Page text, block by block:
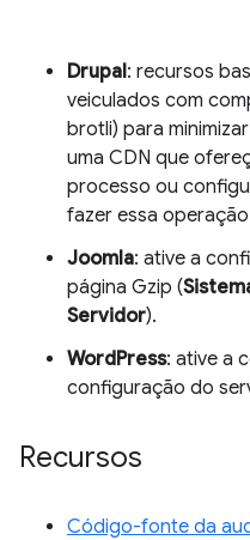
Drupal: recursos
veiculados com
brotli) para
uma CDN que
processo ou
fazer essa
Joomla: ative a
página Gzip (
Servidor).
WordPress: ative a
configuração do
Recursos
Código-fonte da